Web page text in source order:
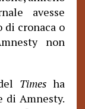
avesse
di cronaca o
non
Times ha
di Amnesty.